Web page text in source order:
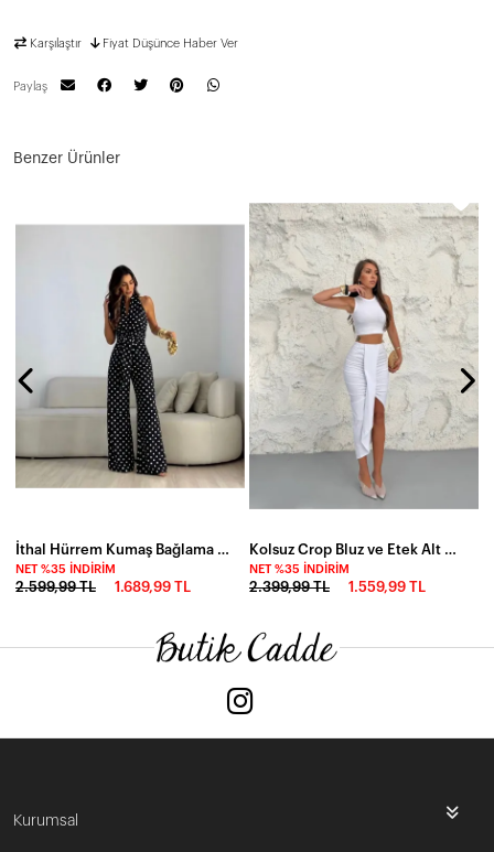
Karşılaştır Fiyat Düşünce Haber Ver
Paylaş
Benzer Ürünler
İthal Hürrem Kumaş Bağlama Detay Puantiye Desen Tulum Siyah
NET %35 İNDIRIM
2.599,99 TL 1.689,99 TL
Kolsuz Crop Bluz ve Etek Alt Üst Takım Beyaz
NET %35 İNDIRIM
2.399,99 TL 1.559,99 TL
Kurumsal